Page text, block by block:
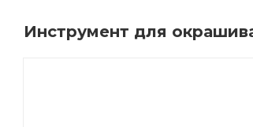
Инструмент для